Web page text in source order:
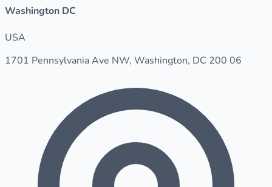
Washington DC
USA
1701 Pennsylvania Ave NW, Washington, DC 200 06